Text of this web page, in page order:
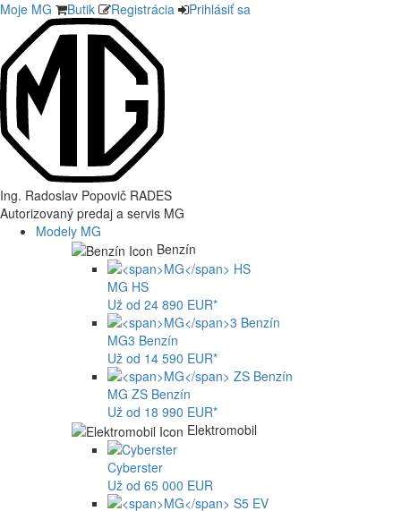
Moje MG Butik Registrácia Prihlásiť sa
Ing. Radoslav Popovič RADES
Autorizovaný predaj a servis MG
Modely MG
Benzín
MG HS
Už od 24 890 EUR*
MG3 Benzín
Už od 14 590 EUR*
MG ZS Benzín
Už od 18 990 EUR*
Elektromobil
Cyberster
Už od 65 000 EUR